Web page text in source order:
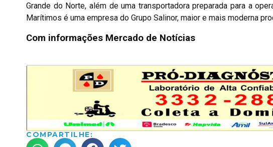
Grande do Norte, além de uma transportadora preparada para a
Marítimos é uma empresa do Grupo Salinor, maior e mais moderna
Com informações Mercado de Notícias
COMPARTILHE: